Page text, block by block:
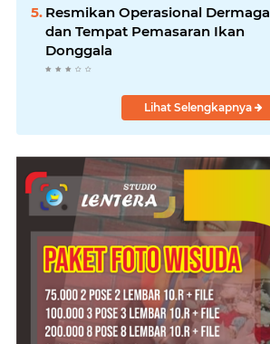
Resmikan Operasional Dermaga
dan Tempat Pemasaran Ikan
Donggala
Lihat Selengkapnya